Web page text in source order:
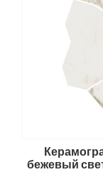
бежевый